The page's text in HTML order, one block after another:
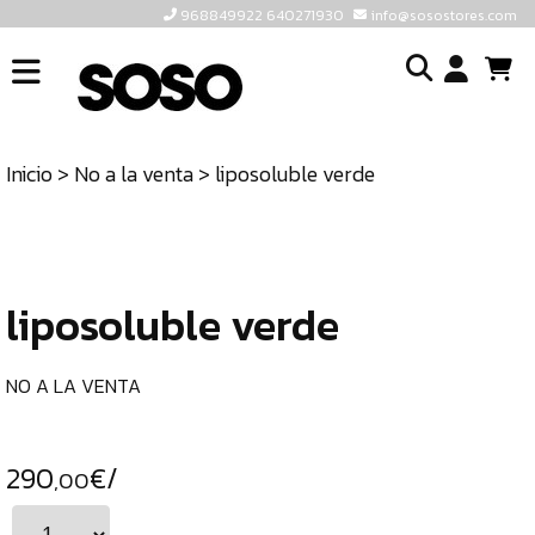
968849922 640271930 info@sosostores.com
INICIO
TIENDA
968849922
640271930
Inicio> No a la venta> liposoluble verde
liposoluble verde
NO A LA VENTA
290,00€/